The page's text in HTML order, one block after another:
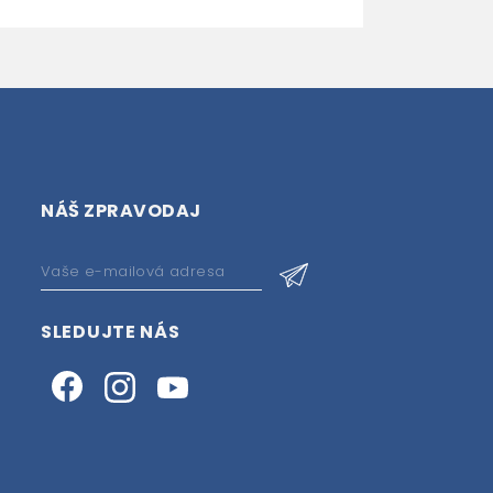
NÁŠ ZPRAVODAJ
SLEDUJTE NÁS